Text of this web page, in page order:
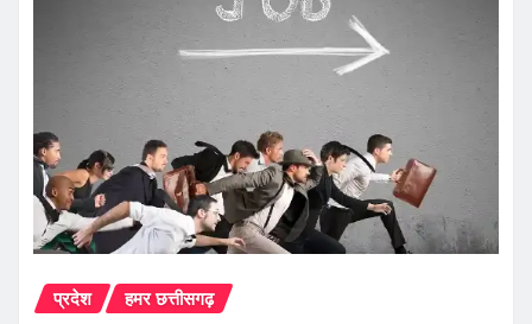
प्रदेश हमर छत्तीसगढ़